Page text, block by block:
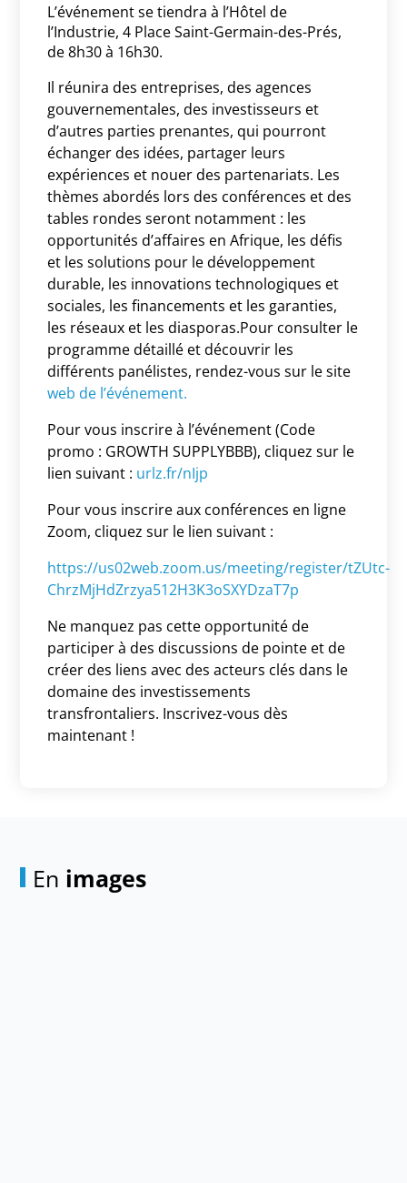
L’événement se tiendra à l’Hôtel de
l’Industrie, 4 Place Saint-Germain-des-Prés,
de 8h30 à 16h30.
Il réunira des entreprises, des agences
gouvernementales, des investisseurs et
d’autres parties prenantes, qui pourront
échanger des idées, partager leurs
expériences et nouer des partenariats. Les
thèmes abordés lors des conférences et des
tables rondes seront notamment : les
opportunités d’affaires en Afrique, les défis
et les solutions pour le développement
durable, les innovations technologiques et
sociales, les financements et les garanties,
les réseaux et les diasporas.Pour consulter le
programme détaillé et découvrir les
différents panélistes, rendez-vous sur le site
web de l’événement.
Pour vous inscrire à l’événement (Code
promo : GROWTH SUPPLYBBB), cliquez sur le
lien suivant : urlz.fr/nIjp
Pour vous inscrire aux conférences en ligne
Zoom, cliquez sur le lien suivant :
https://us02web.zoom.us/meeting/register/tZUtc-
ChrzMjHdZrzya512H3K3oSXYDzaT7p
Ne manquez pas cette opportunité de
participer à des discussions de pointe et de
créer des liens avec des acteurs clés dans le
domaine des investissements
transfrontaliers. Inscrivez-vous dès
maintenant !
En images